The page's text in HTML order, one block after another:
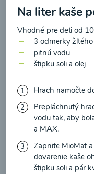
Na liter kaše
Vhodné pre deti od
3 odmerky
pitnú vodu
štipku soli a olej
Hrach namočte
Prepláchnutý
vodu tak, aby
a MAX.
Zapnite MioMat
dovarenie kaše
štipku soli a pár
prečítal(a)
údajova súhlasím